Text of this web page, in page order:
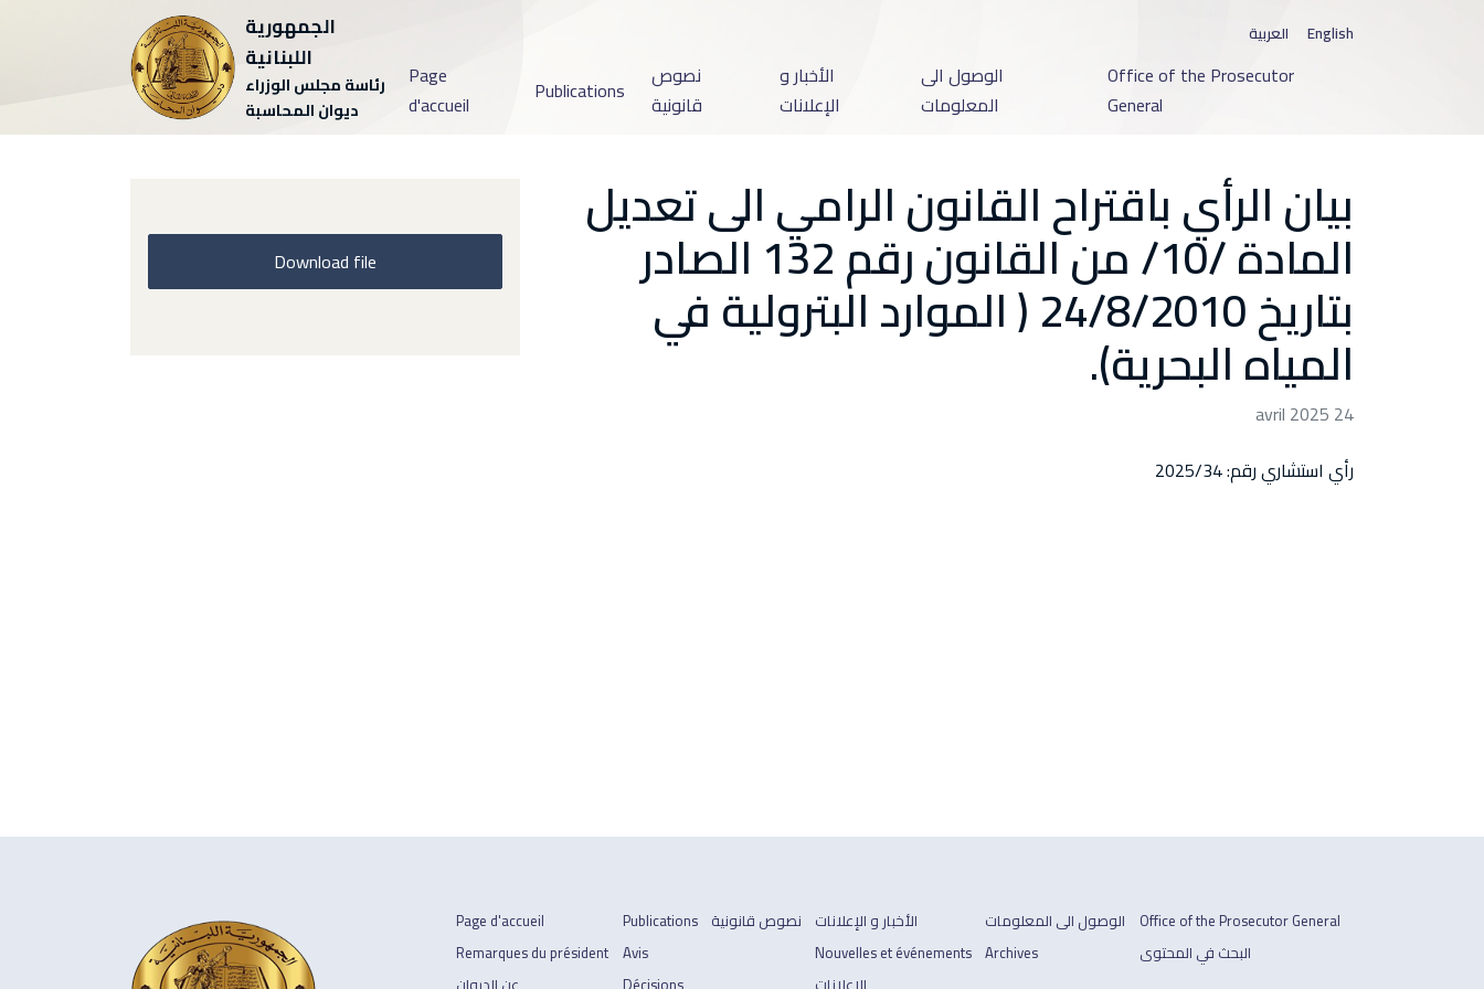
العربية English
الجمهورية
اللبنانية
رئاسة مجلس الوزراء
ديوان المحاسبة
Page
d'accueil
Publications
نصوص
قانونية
الأخبار و
الإعلانات
الوصول الى
المعلومات
Office of the Prosecutor
General
بيان الرأي باقتراح القانون الرامي الى تعديل
المادة /10/ من القانون رقم 132 الصادر
بتاريخ 24/8/2010 ( الموارد البترولية في
المياه البحرية).
24 avril 2025
رأي استشاري رقم: 2025/34
Download file
Page d'accueil
Remarques du président
Publications
Avis
نصوص قانونية الأخبار و الإعلانات
Nouvelles et événements
الوصول الى المعلومات
Archives
Office of the Prosecutor General
البحث في المحتوى